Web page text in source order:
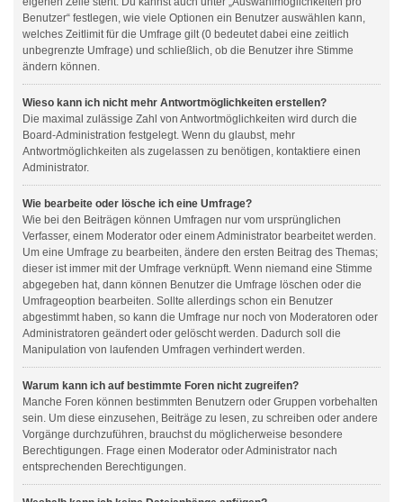
Benutzer“ festlegen, wie viele Optionen ein Benutzer auswählen kann,
welches Zeitlimit für die Umfrage gilt (0 bedeutet dabei eine zeitlich
unbegrenzte Umfrage) und schließlich, ob die Benutzer ihre Stimme
ändern können.
Wieso kann ich nicht mehr Antwortmöglichkeiten erstellen?
Die maximal zulässige Zahl von Antwortmöglichkeiten wird durch die
Board-Administration festgelegt. Wenn du glaubst, mehr
Antwortmöglichkeiten als zugelassen zu benötigen, kontaktiere einen
Administrator.
Wie bearbeite oder lösche ich eine Umfrage?
Wie bei den Beiträgen können Umfragen nur vom ursprünglichen
Verfasser, einem Moderator oder einem Administrator bearbeitet werden.
Um eine Umfrage zu bearbeiten, ändere den ersten Beitrag des Themas;
dieser ist immer mit der Umfrage verknüpft. Wenn niemand eine Stimme
abgegeben hat, dann können Benutzer die Umfrage löschen oder die
Umfrageoption bearbeiten. Sollte allerdings schon ein Benutzer
abgestimmt haben, so kann die Umfrage nur noch von Moderatoren oder
Administratoren geändert oder gelöscht werden. Dadurch soll die
Manipulation von laufenden Umfragen verhindert werden.
Warum kann ich auf bestimmte Foren nicht zugreifen?
Manche Foren können bestimmten Benutzern oder Gruppen vorbehalten
sein. Um diese einzusehen, Beiträge zu lesen, zu schreiben oder andere
Vorgänge durchzuführen, brauchst du möglicherweise besondere
Berechtigungen. Frage einen Moderator oder Administrator nach
entsprechenden Berechtigungen.